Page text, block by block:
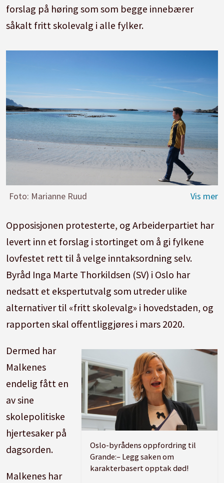
forslag på høring som som begge innebærer
såkalt fritt skolevalg i alle fylker.
Foto: Marianne Ruud
Opposisjonen protesterte, og Arbeiderpartiet har
levert inn et forslag i stortinget om å gi fylkene
lovfestet rett til å velge inntaksordning selv.
Byråd Inga Marte Thorkildsen (SV) i Oslo har
nedsatt et ekspertutvalg som utreder ulike
alternativer til «fritt skolevalg» i hovedstaden, og
rapporten skal offentliggjøres i mars 2020.
Oslo-byrådens oppfordring til
Grande:– Legg saken om
karakterbasert opptak død!
Dermed har
Malkenes
endelig fått en
av sine
skolepolitiske
hjertesaker på
dagsorden.
Malkenes har